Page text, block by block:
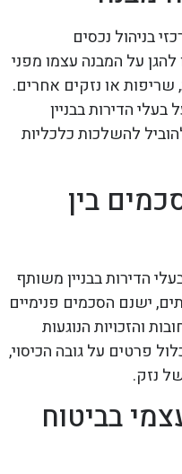
בניהול נכסים
על המבנה עצמו מפני
או נזקים אחרים.
הדירות בבניין
להשלכות כלכליות
בין
הדירות בבניין משותף
ישנם הסכמים פנימיים
והזכויות הנוגעות
פרטים על גובה הכיסוי,
נזק.
בביטוח